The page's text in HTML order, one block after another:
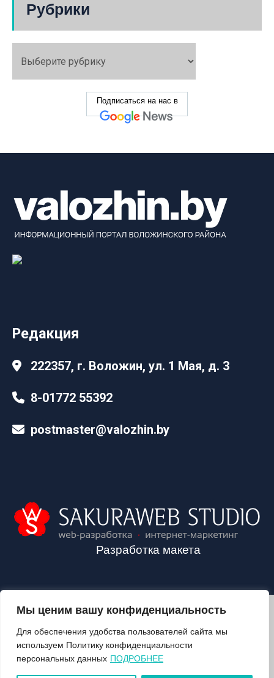
Мы ценим вашу конфиденциальность
Для обеспечения удобства пользователей сайта мы
используем Политику конфиденциальности
персональных данных ПОДРОБНЕЕ
Рубрики
Подписаться на нас в
Редакция
222357, г. Воложин, ул. 1 Мая, д. 3
8-01772 55392
postmaster@valozhin.by
Разработка макета
2024©VALOZHIN.BY - НОВОСТИ ВОЛОЖИНСКОГО РАЙОНА
О ГАЗЕТЕ